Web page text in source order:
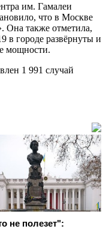
им. Гамалеи
что в Москве
Она также отметила,
в городе развёрнуты и
мощности.
1 991 случай
не полезет":